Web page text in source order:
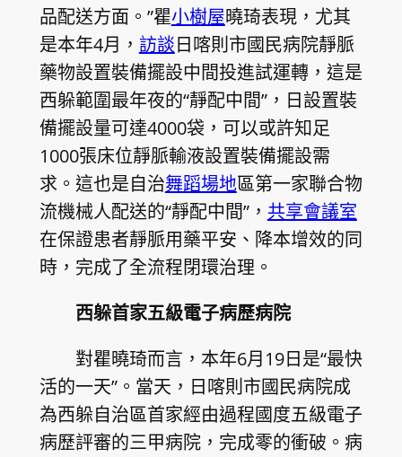
品配送方面。”瞿小樹屋曉琦表現，尤其
是本年4月， 訪談日喀則市國民病院靜脈
藥物設置裝備擺設中間投進試運轉，這是
西躲範圍最年夜的“靜配中間”，日設置裝
備擺設量可達4000袋，可以或許知足
1000張床位靜脈輸液設置裝備擺設需
求。這也是自治舞蹈場地區第一家聯合物
流機械人配送的“靜配中間”， 共享會議室
在保證患者靜脈用藥平安、降本增效的同
時，完成了全流程閉環治理。
西躲首家五級電子病歷病院
對瞿曉琦而言，本年6月19日是“最快
活的一天”。當天，日喀則市國民病院成
為西躲自治區首家經由過程國度五級電子
病歷評審的三甲病院，完成零的衝破。病